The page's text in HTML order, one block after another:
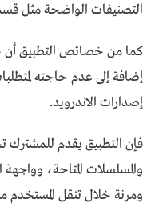
التصنيفات الواضحة مثل قسم
كما من خصائص التطبيق أن
إضافة إلى عدم حاجته
إصدارات الاندرويد.
فإن التطبيق يقدم للمشترك
والمسلسلات المتاحة،
ومرنة خلال تنقل